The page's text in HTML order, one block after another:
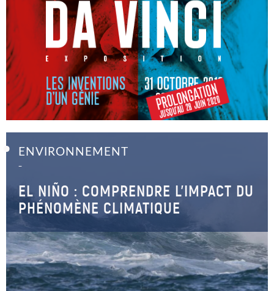
ENVIRONNEMENT
–
EL NIÑO : COMPRENDRE L’IMPACT DU
PHÉNOMÈNE CLIMATIQUE